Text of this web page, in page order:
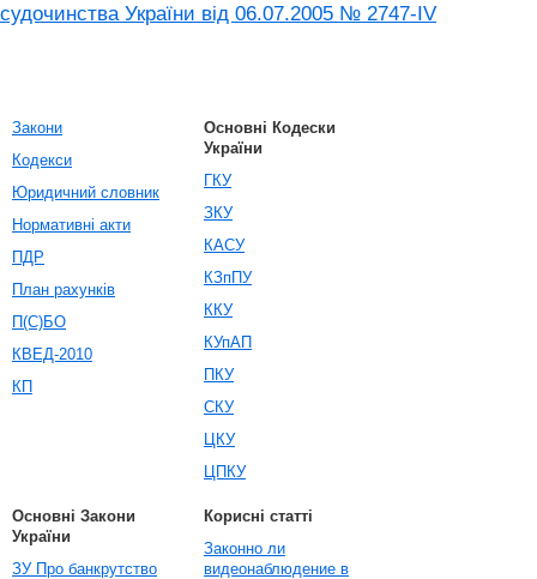
судочинства України від 06.07.2005 № 2747-IV
Закони
Кодекси
Юридичний словник
Нормативні акти
ПДР
План рахунків
П(С)БО
КВЕД-2010
КП
Основні Кодески
України
ГКУ
ЗКУ
КАСУ
КЗпПУ
ККУ
КУпАП
ПКУ
СКУ
ЦКУ
ЦПКУ
Основні Закони
України
ЗУ Про банкрутство
Корисні статті
Законно ли
видеонаблюдение в